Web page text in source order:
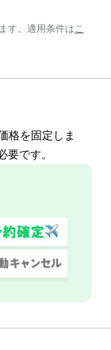
。適用条件はこ
格を固定しま
です。